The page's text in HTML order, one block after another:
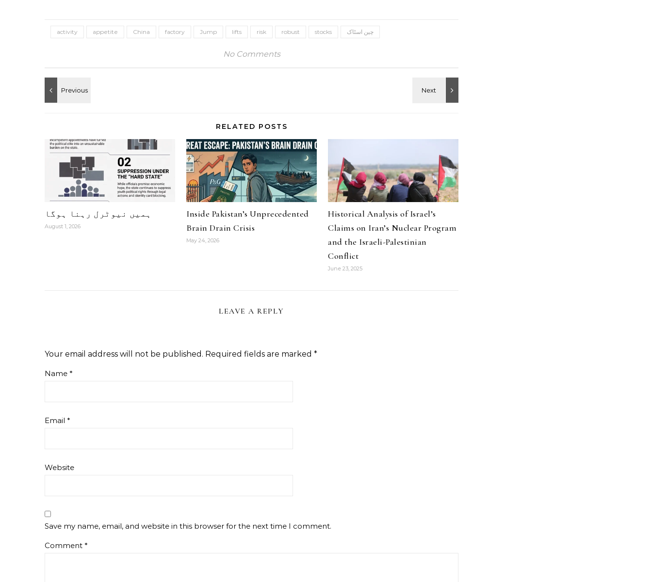
activity appetite China factory Jump lifts risk robust stocks چین اسٹاک
No Comments
RELATED POSTS
ہمیں نیوٹرل رہنا ہوگا
August 1, 2026
Inside Pakistan’s Unprecedented
Brain Drain Crisis
May 24, 2026
Historical Analysis of Israel’s
Claims on Iran’s Nuclear Program
and the Israeli-Palestinian
Conflict
June 23, 2025
LEAVE A REPLY
Your email address will not be published. Required fields are marked *
Name *
Email *
Website
Save my name, email, and website in this browser for the next time I comment.
Comment *